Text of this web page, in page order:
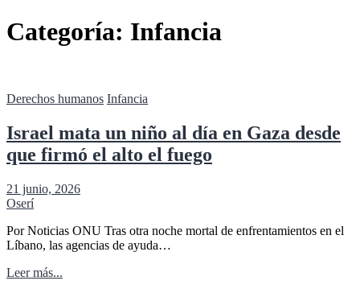
Categoría: Infancia
Derechos humanos Infancia
Israel mata un niño al día en Gaza desde
que firmó el alto el fuego
21 junio, 2026
Oserí
Por Noticias ONU Tras otra noche mortal de enfrentamientos en el
Líbano, las agencias de ayuda…
Leer más...